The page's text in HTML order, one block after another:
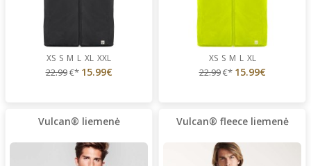
XS S M L XL XXL
22.99€* 15.99€
XS S M L XL
22.99€* 15.99€
Vulcan® liemenė Vulcan® fleece liemenė